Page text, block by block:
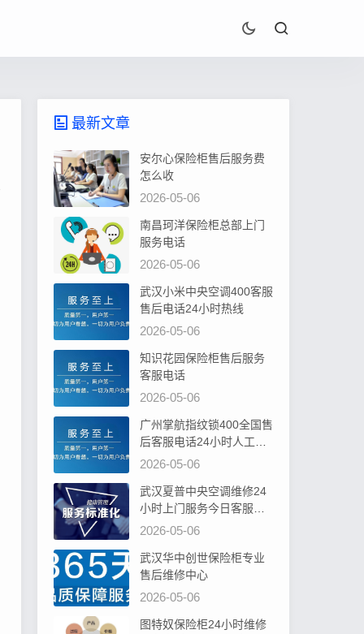
最新文章
安尔心保险柜售后服务费
怎么收
2026-05-06
南昌珂洋保险柜总部上门
服务电话
2026-05-06
武汉小米中央空调400客服
售后电话24小时热线
2026-05-06
知识花园保险柜售后服务
客服电话
2026-05-06
广州掌航指纹锁400全国售
后客服电话24小时人工电
话
2026-05-06
武汉夏普中央空调维修24
小时上门服务今日客服热
线
2026-05-06
武汉华中创世保险柜专业
售后维修中心
2026-05-06
图特奴保险柜24小时维修